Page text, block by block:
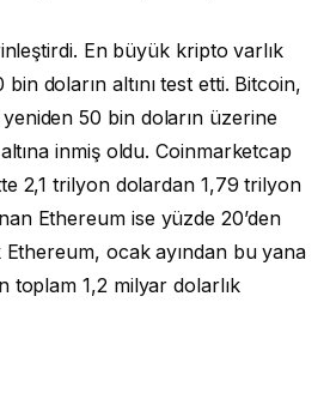
En büyük kripto varlık
doların altını test etti. Bitcoin,
50 bin doların üzerine
inmiş oldu. Coinmarketcap
2,1 trilyon dolardan 1,79 trilyon
Ethereum ise yüzde 20’den
ocak ayından bu yana
toplam 1,2 milyar dolarlık